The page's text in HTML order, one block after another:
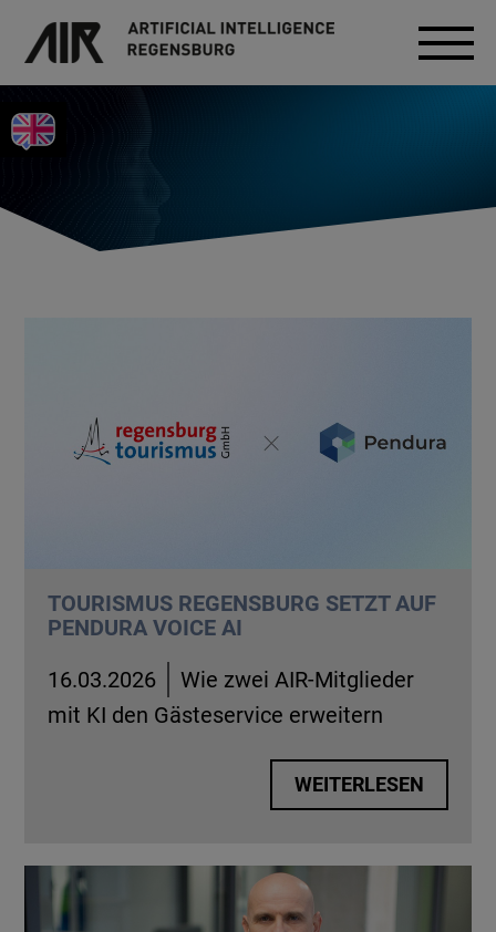
TOURISMUS REGENSBURG SETZT AUF
PENDURA VOICE AI
16.03.2026
Wie zwei AIR-Mitglieder
mit KI den Gästeservice erweitern
WEITERLESEN